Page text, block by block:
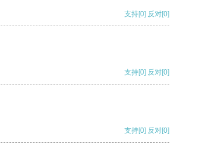
支持[0] 反对[0]
支持[0] 反对[0]
支持[0] 反对[0]